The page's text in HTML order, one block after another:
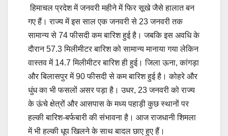
हिमाचल प्रदेश में जनवरी महीने में फिर सूखे जैसे हालात बन
गए हैं। राज्य में इस साल एक जनवरी से 23 जनवरी तक
सामान्य से 74 फीसदी कम बारिश हुई है। जबकि इस अवधि के
दाैरान 57.3 मिलीमीटर बारिश को सामान्य मानाया गया लेकिन
वास्तव में 14.7 मिलीमीटर बारिश ही हुई। जिला ऊना, कांगड़ा
और बिलासपुर में 90 फीसदी से कम बारिश हुई है। कोहरे और
धुंध का भी फसलों असर पड़ा है। उधर, 23 जनवरी को राज्य
के ऊंचे क्षेत्रों और आसपास के मध्य पहाड़ी कुछ स्थानों पर
हल्की बारिश-बर्फबारी की संभावना है। आज राजधानी शिमला
में भी हल्की धूप खिलने के साथ बादल छाए हुए हैं।